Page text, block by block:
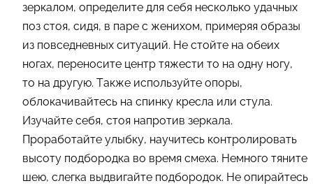
зеркалом, определите для себя несколько удачных
поз стоя, сидя, в паре с женихом, примеряя образы
из повседневных ситуаций. Не стойте на обеих
ногах, переносите центр тяжести то на одну ногу,
то на другую. Также используйте опоры,
облокачивайтесь на спинку кресла или стула.
Изучайте себя, стоя напротив зеркала.
Проработайте улыбку, научитесь контролировать
высоту подбородка во время смеха. Немного тяните
шею, слегка выдвигайте подбородок. Не опирайтесь